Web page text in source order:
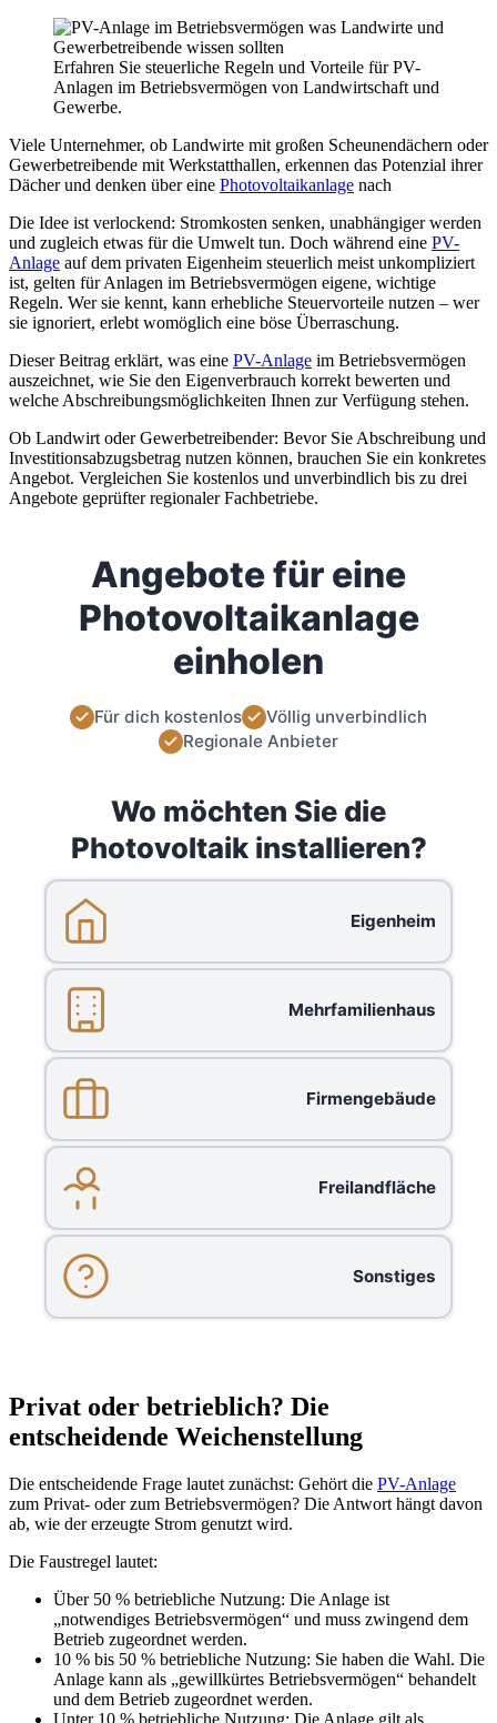
Erfahren Sie steuerliche Regeln und Vorteile für PV-
Anlagen im Betriebsvermögen von Landwirtschaft und
Gewerbe.
Viele Unternehmer, ob Landwirte mit großen Scheunendächern oder
Gewerbetreibende mit Werkstatthallen, erkennen das Potenzial ihrer
Dächer und denken über eine Photovoltaikanlage nach
Die Idee ist verlockend: Stromkosten senken, unabhängiger werden
und zugleich etwas für die Umwelt tun. Doch während eine PV-
Anlage auf dem privaten Eigenheim steuerlich meist unkompliziert
ist, gelten für Anlagen im Betriebsvermögen eigene, wichtige
Regeln. Wer sie kennt, kann erhebliche Steuervorteile nutzen – wer
sie ignoriert, erlebt womöglich eine böse Überraschung.
Dieser Beitrag erklärt, was eine PV-Anlage im Betriebsvermögen
auszeichnet, wie Sie den Eigenverbrauch korrekt bewerten und
welche Abschreibungsmöglichkeiten Ihnen zur Verfügung stehen.
Ob Landwirt oder Gewerbetreibender: Bevor Sie Abschreibung und
Investitionsabzugsbetrag nutzen können, brauchen Sie ein konkretes
Angebot. Vergleichen Sie kostenlos und unverbindlich bis zu drei
Angebote geprüfter regionaler Fachbetriebe.
Angebote für eine
Photovoltaikanlage
einholen
Für dich kostenlos
Völlig unverbindlich
Regionale Anbieter
Wo möchten Sie die
Photovoltaik installieren?
Eigenheim
Mehrfamilienhaus
Firmengebäude
Freilandfläche
Sonstiges
Privat oder betrieblich? Die
entscheidende Weichenstellung
Die entscheidende Frage lautet zunächst: Gehört die PV-Anlage
zum Privat- oder zum Betriebsvermögen? Die Antwort hängt davon
ab, wie der erzeugte Strom genutzt wird.
Die Faustregel lautet:
Über 50 % betriebliche Nutzung: Die Anlage ist
„notwendiges Betriebsvermögen“ und muss zwingend dem
Betrieb zugeordnet werden.
10 % bis 50 % betriebliche Nutzung: Sie haben die Wahl. Die
Anlage kann als „gewillkürtes Betriebsvermögen“ behandelt
und dem Betrieb zugeordnet werden.
Unter 10 % betriebliche Nutzung: Die Anlage gilt als